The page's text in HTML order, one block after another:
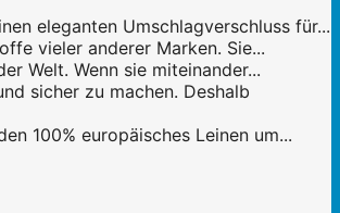
eleganten Umschlagverschluss für...
vieler anderer Marken. Sie...
Welt. Wenn sie miteinander...
sicher zu machen. Deshalb
100% europäisches Leinen um...